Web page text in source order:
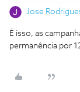
Jose
É isso, as
permanência por